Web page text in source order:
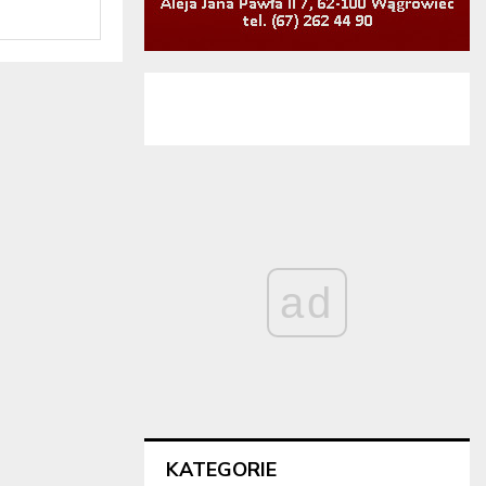
ad
KATEGORIE